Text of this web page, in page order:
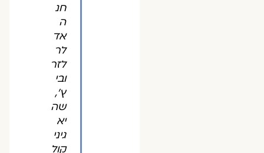
חנ
ה
אד
לר
לזר
ובי
ץ',
שה
יא
גיני
קול